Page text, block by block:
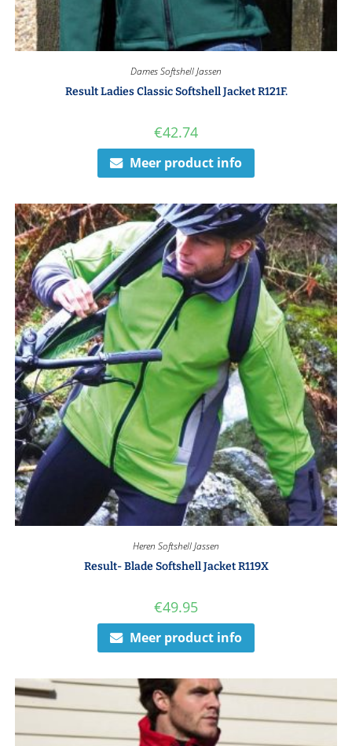
Dames Softshell Jassen
Result Ladies Classic Softshell Jacket R121F.
€42.74
Meer product info
Heren Softshell Jassen
Result- Blade Softshell Jacket R119X
€49.95
Meer product info